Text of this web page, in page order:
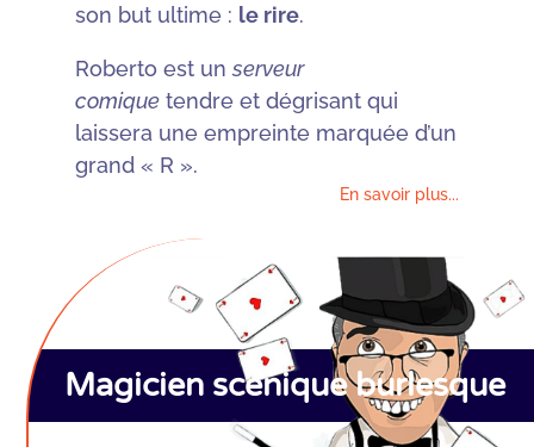
son but ultime : le rire.
Roberto est unserveur
comiquetendre et dégrisant qui
laissera une empreinte marquée d’un
grand « R ».
En savoir plus...
Magicien scénique burlesque